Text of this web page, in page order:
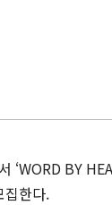
‘WORD BY
집한다.